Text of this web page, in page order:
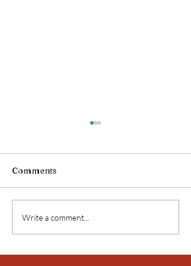
Birmanie !
Comments
Write a comment...